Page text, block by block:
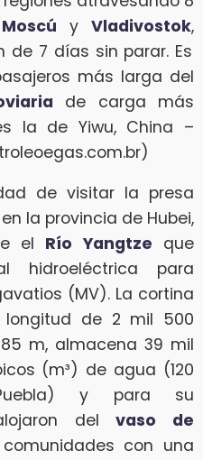
Moscúy Vladivostok,
de 7 días sin parar. Es
más larga del
de carga más
la de Yiwu, China –
de visitar la presa
la provincia de Hubei,
el Río Yangtze que
hidroeléctrica para
(MV). La cortina
de 2 mil 500
m, almacena 39 mil
(m³) de agua (120
y para su
delvaso de
con una